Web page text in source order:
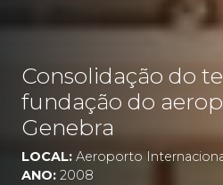
Consolidação do
fundação do
Genebra
LOCAL: Aeroporto
ANO: 2008